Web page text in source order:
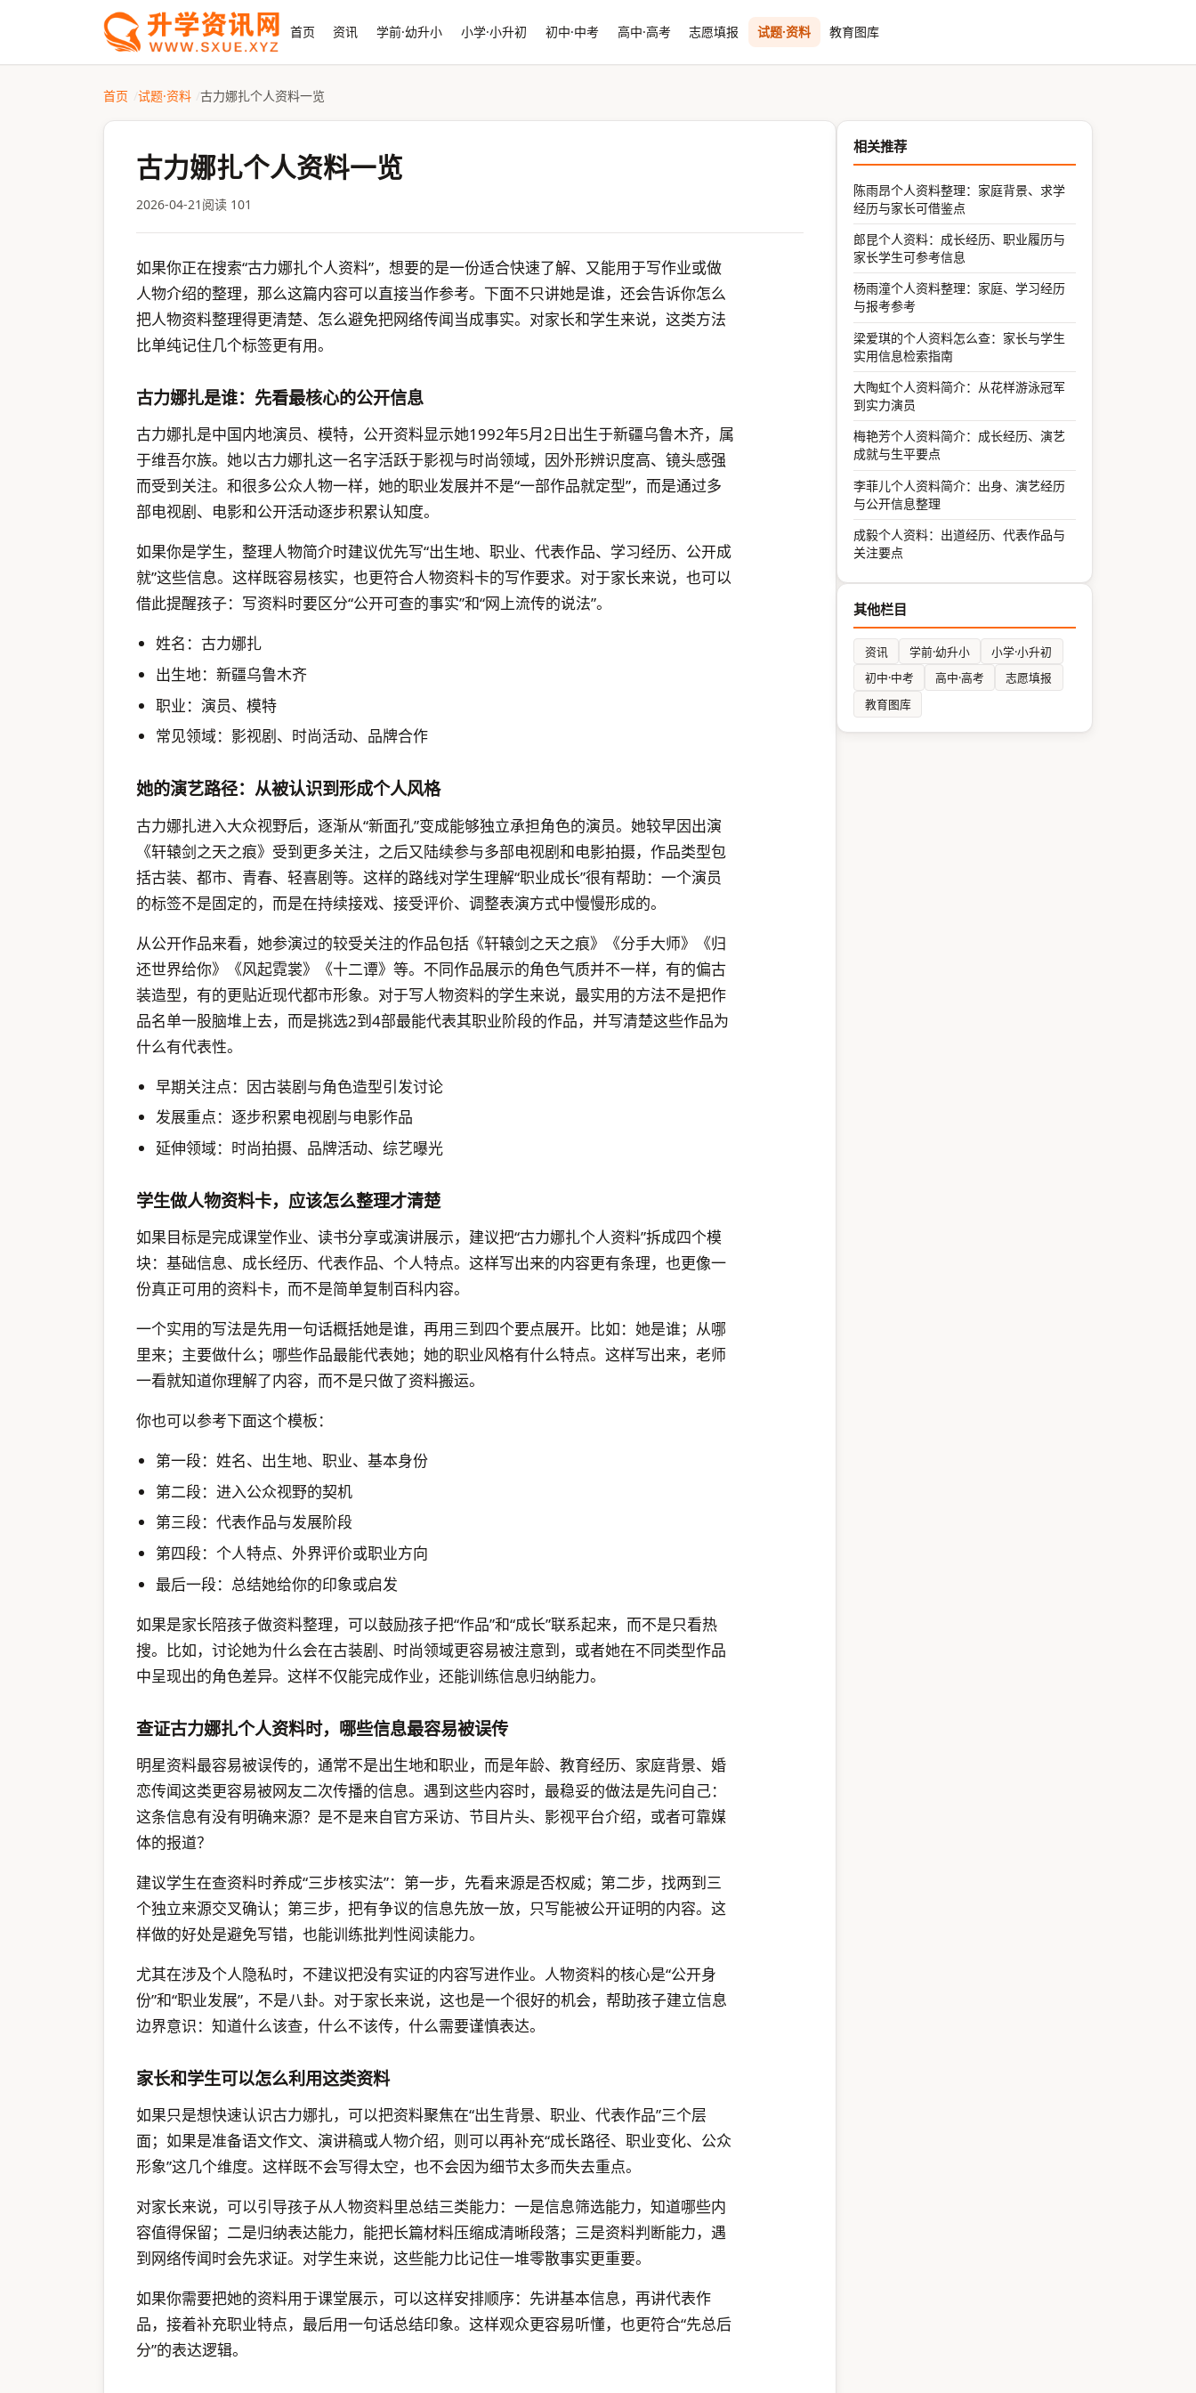
首页 资讯 学前·幼升小 小学·小升初 初中·中考 高中·高考 志愿填报 试题·资料 教育图库
首页 试题·资料 古力娜扎个人资料一览
古力娜扎个人资料一览
2026-04-21 阅读 101
如果你正在搜索“古力娜扎个人资料”，想要的是一份适合快速了解、又能用于写作业或做
人物介绍的整理，那么这篇内容可以直接当作参考。下面不只讲她是谁，还会告诉你怎么
把人物资料整理得更清楚、怎么避免把网络传闻当成事实。对家长和学生来说，这类方法
比单纯记住几个标签更有用。
古力娜扎是谁：先看最核心的公开信息
古力娜扎是中国内地演员、模特，公开资料显示她1992年5月2日出生于新疆乌鲁木齐，属
于维吾尔族。她以古力娜扎这一名字活跃于影视与时尚领域，因外形辨识度高、镜头感强
而受到关注。和很多公众人物一样，她的职业发展并不是“一部作品就定型”，而是通过多
部电视剧、电影和公开活动逐步积累认知度。
如果你是学生，整理人物简介时建议优先写“出生地、职业、代表作品、学习经历、公开成
就”这些信息。这样既容易核实，也更符合人物资料卡的写作要求。对于家长来说，也可以
借此提醒孩子：写资料时要区分“公开可查的事实”和“网上流传的说法”。
姓名：古力娜扎
出生地：新疆乌鲁木齐
职业：演员、模特
常见领域：影视剧、时尚活动、品牌合作
她的演艺路径：从被认识到形成个人风格
古力娜扎进入大众视野后，逐渐从“新面孔”变成能够独立承担角色的演员。她较早因出演
《轩辕剑之天之痕》受到更多关注，之后又陆续参与多部电视剧和电影拍摄，作品类型包
括古装、都市、青春、轻喜剧等。这样的路线对学生理解“职业成长”很有帮助：一个演员
的标签不是固定的，而是在持续接戏、接受评价、调整表演方式中慢慢形成的。
从公开作品来看，她参演过的较受关注的作品包括《轩辕剑之天之痕》《分手大师》《归
还世界给你》《风起霓裳》《十二谭》等。不同作品展示的角色气质并不一样，有的偏古
装造型，有的更贴近现代都市形象。对于写人物资料的学生来说，最实用的方法不是把作
品名单一股脑堆上去，而是挑选2到4部最能代表其职业阶段的作品，并写清楚这些作品为
什么有代表性。
早期关注点：因古装剧与角色造型引发讨论
发展重点：逐步积累电视剧与电影作品
延伸领域：时尚拍摄、品牌活动、综艺曝光
学生做人物资料卡，应该怎么整理才清楚
如果目标是完成课堂作业、读书分享或演讲展示，建议把“古力娜扎个人资料”拆成四个模
块：基础信息、成长经历、代表作品、个人特点。这样写出来的内容更有条理，也更像一
份真正可用的资料卡，而不是简单复制百科内容。
一个实用的写法是先用一句话概括她是谁，再用三到四个要点展开。比如：她是谁；从哪
里来；主要做什么；哪些作品最能代表她；她的职业风格有什么特点。这样写出来，老师
一看就知道你理解了内容，而不是只做了资料搬运。
你也可以参考下面这个模板：
第一段：姓名、出生地、职业、基本身份
第二段：进入公众视野的契机
第三段：代表作品与发展阶段
第四段：个人特点、外界评价或职业方向
最后一段：总结她给你的印象或启发
如果是家长陪孩子做资料整理，可以鼓励孩子把“作品”和“成长”联系起来，而不是只看热
搜。比如，讨论她为什么会在古装剧、时尚领域更容易被注意到，或者她在不同类型作品
中呈现出的角色差异。这样不仅能完成作业，还能训练信息归纳能力。
查证古力娜扎个人资料时，哪些信息最容易被误传
明星资料最容易被误传的，通常不是出生地和职业，而是年龄、教育经历、家庭背景、婚
恋传闻这类更容易被网友二次传播的信息。遇到这些内容时，最稳妥的做法是先问自己：
这条信息有没有明确来源？是不是来自官方采访、节目片头、影视平台介绍，或者可靠媒
体的报道？
建议学生在查资料时养成“三步核实法”：第一步，先看来源是否权威；第二步，找两到三
个独立来源交叉确认；第三步，把有争议的信息先放一放，只写能被公开证明的内容。这
样做的好处是避免写错，也能训练批判性阅读能力。
尤其在涉及个人隐私时，不建议把没有实证的内容写进作业。人物资料的核心是“公开身
份”和“职业发展”，不是八卦。对于家长来说，这也是一个很好的机会，帮助孩子建立信息
边界意识：知道什么该查，什么不该传，什么需要谨慎表达。
家长和学生可以怎么利用这类资料
如果只是想快速认识古力娜扎，可以把资料聚焦在“出生背景、职业、代表作品”三个层
面；如果是准备语文作文、演讲稿或人物介绍，则可以再补充“成长路径、职业变化、公众
形象”这几个维度。这样既不会写得太空，也不会因为细节太多而失去重点。
对家长来说，可以引导孩子从人物资料里总结三类能力：一是信息筛选能力，知道哪些内
容值得保留；二是归纳表达能力，能把长篇材料压缩成清晰段落；三是资料判断能力，遇
到网络传闻时会先求证。对学生来说，这些能力比记住一堆零散事实更重要。
如果你需要把她的资料用于课堂展示，可以这样安排顺序：先讲基本信息，再讲代表作
品，接着补充职业特点，最后用一句话总结印象。这样观众更容易听懂，也更符合“先总后
分”的表达逻辑。
相关推荐
陈雨昂个人资料整理：家庭背景、求学
经历与家长可借鉴点
郎昆个人资料：成长经历、职业履历与
家长学生可参考信息
杨雨潼个人资料整理：家庭、学习经历
与报考参考
梁爱琪的个人资料怎么查：家长与学生
实用信息检索指南
大陶虹个人资料简介：从花样游泳冠军
到实力演员
梅艳芳个人资料简介：成长经历、演艺
成就与生平要点
李菲儿个人资料简介：出身、演艺经历
与公开信息整理
成毅个人资料：出道经历、代表作品与
关注要点
其他栏目
资讯 学前·幼升小
小学·小升初
初中·中考
高中·高考
志愿填报
教育图库